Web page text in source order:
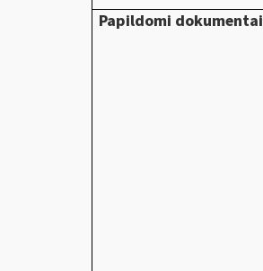
Papildomi dokumentai